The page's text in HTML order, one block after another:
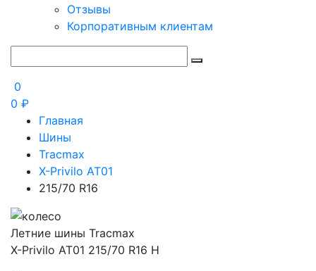
Отзывы
Корпоративным клиентам
0
0 ₽
Главная
Шины
Tracmax
X-Privilo AT01
215/70 R16
Летние шины Tracmax
X-Privilo AT01 215/70 R16 H